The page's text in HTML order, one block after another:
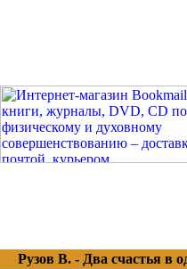
Рузов В. - Два счастья в